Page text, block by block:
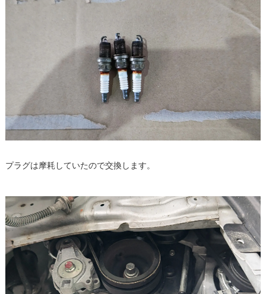
プラグは摩耗していたので交換します。